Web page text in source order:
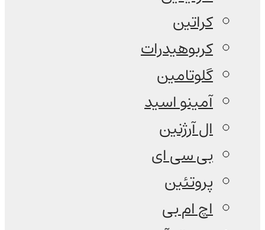
کراتین
کربوهیدرات
گلوتامین
آمینو اسید
ال آرژنین
بی سی ای
پروتئین
اچ ام بی